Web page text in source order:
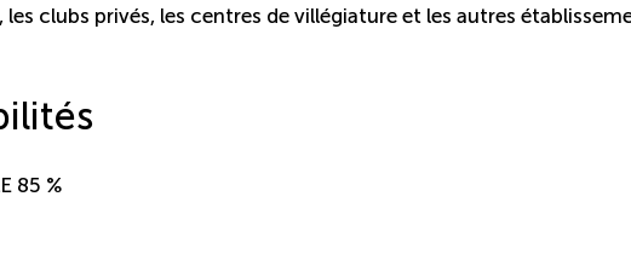
les clubs privés, les centres de villégiature et les autres
85 %